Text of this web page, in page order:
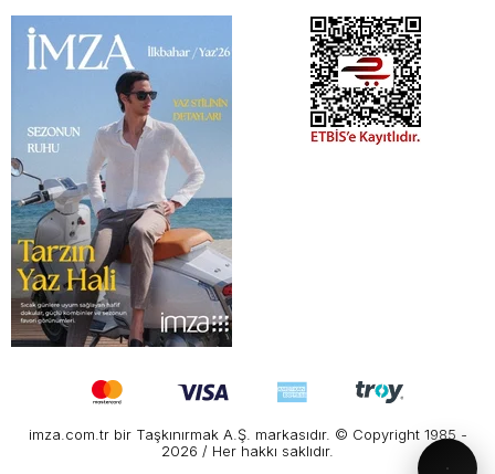
imza.com.tr bir Taşkınırmak A.Ş. markasıdır. © Copyright 1985 -
2026 / Her hakkı saklıdır.